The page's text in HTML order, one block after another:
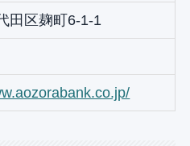
田区麹町6-1-1